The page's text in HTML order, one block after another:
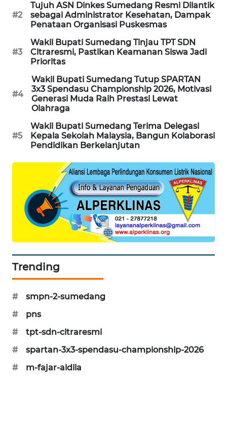
#2
Tujuh ASN Dinkes Sumedang Resmi Dilantik
sebagai Administrator Kesehatan, Dampak
Penataan Organisasi Puskesmas
#3
Wakil Bupati Sumedang Tinjau TPT SDN
Citraresmi, Pastikan Keamanan Siswa Jadi
Prioritas
#4
Wakil Bupati Sumedang Tutup SPARTAN
3x3 Spendasu Championship 2026, Motivasi
Generasi Muda Raih Prestasi Lewat
Olahraga
#5
Wakil Bupati Sumedang Terima Delegasi
Kepala Sekolah Malaysia, Bangun Kolaborasi
Pendidikan Berkelanjutan
Trending
#
smpn-2-sumedang
#
pns
#
tpt-sdn-citraresmi
#
spartan-3x3-spendasu-championship-2026
#
m-fajar-aldila
BERKAT
NEWS
BERAMPU
NEWS
ANUGERAH
NEWS
AKHLAK
ID
PERAPKI
SONYA
ASA
NEWS